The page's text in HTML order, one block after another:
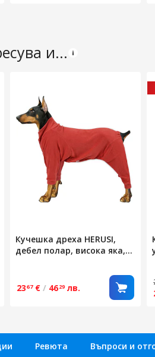
и...
Кучешка дреха HERUSI,
дебел полар, висока яка,
2367 € / 4629 лв.
Ревюта Въпроси и